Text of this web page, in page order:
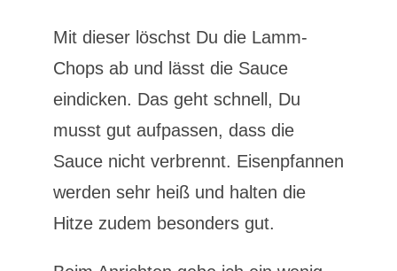
Mit dieser löschst Du die Lamm-
Chops ab und lässt die Sauce
eindicken. Das geht schnell, Du
musst gut aufpassen, dass die
Sauce nicht verbrennt. Eisenpfannen
werden sehr heiß und halten die
Hitze zudem besonders gut.